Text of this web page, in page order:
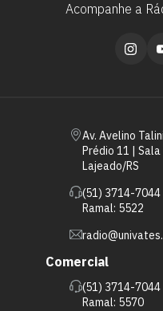
Av. Avelino
Prédio 11 | Sala
Lajeado/RS
(51) 3714-7044
Ramal: 5522
Comercial
(51) 3714-7044
Ramal: 5570
Acompanhe a
Escolha a
quer
vagas a